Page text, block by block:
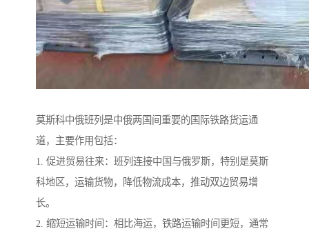
莫斯科中俄班列是中俄两国间重要的国际铁路货运通
道，主要作用包括：
1. 促进贸易往来：班列连接中国与俄罗斯，特别是莫斯
科地区，运输货物，降低物流成本，推动双边贸易增
长。
2. 缩短运输时间：相比海运，铁路运输时间更短，通常